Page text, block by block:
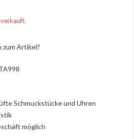
zum Artikel?
Schmuckstücke und Uhren
möglich